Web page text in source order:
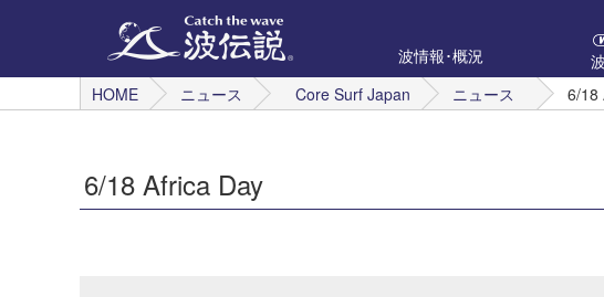
波情報･概況
HOME
ニュース Core Surf Japan ニュース 6/18
6/18 Africa Day